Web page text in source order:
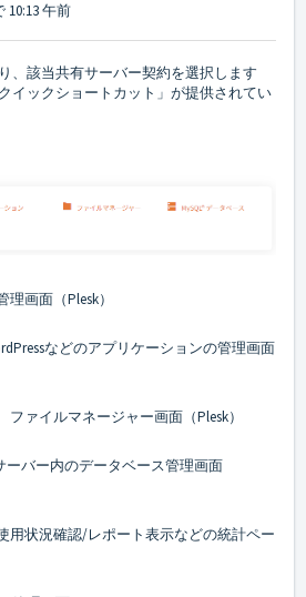
10:13 午前
、該当共有サーバー契約を選択します
イックショートカット」が提供されてい
画面（Plesk）
などのアプリケーションの管理画面
ファイルマネージャー画面（Plesk）
バー内のデータベース管理画面
用状況確認/レポート表示などの統計ペー